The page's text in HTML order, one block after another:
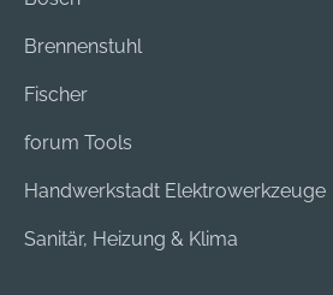
Brennenstuhl
Fischer
forum Tools
Handwerkstadt Elektrowerkzeuge
Sanitär, Heizung & Klima